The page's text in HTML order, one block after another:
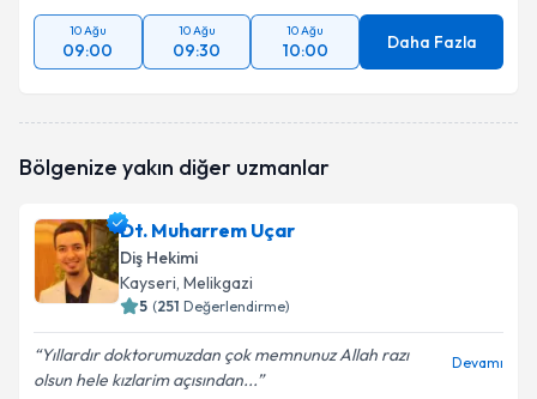
10 Ağu
09:00
10 Ağu
09:30
10 Ağu
10:00 Daha Fazla
Bölgenize yakın diğer uzmanlar
Dt. Muharrem Uçar
Diş Hekimi
Kayseri, Melikgazi
5 (251 Değerlendirme)
Yıllardır doktorumuzdan çok memnunuz Allah razı
olsun hele kızlarim açısından...
Devamı